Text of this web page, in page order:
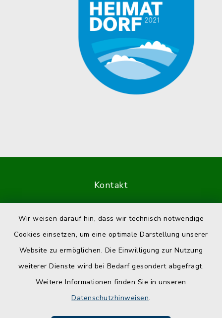
Wir weisen darauf hin, dass wir technisch notwendige
Cookies einsetzen, um eine optimale Darstellung unserer
Website zu ermöglichen. Die Einwilligung zur Nutzung
weiterer Dienste wird bei Bedarf gesondert abgefragt.
Weitere Informationen finden Sie in unseren
Datenschutzhinweisen.
Kontakt
Datenschutz
Impressum
Sitemap
Cookie-Einstellungen